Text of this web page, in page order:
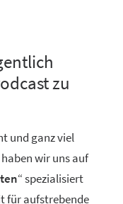
zu
und ganz viel
wir uns auf
“ spezialisiert
für aufstrebende